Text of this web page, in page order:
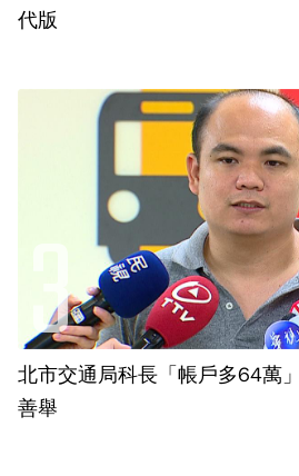
代版
北市交通局科長「帳戶多64萬
善舉